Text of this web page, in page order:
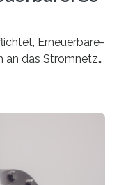
Erneuerbare-
an das Stromnetz
hinkt
in einem
– inklusive der
Der